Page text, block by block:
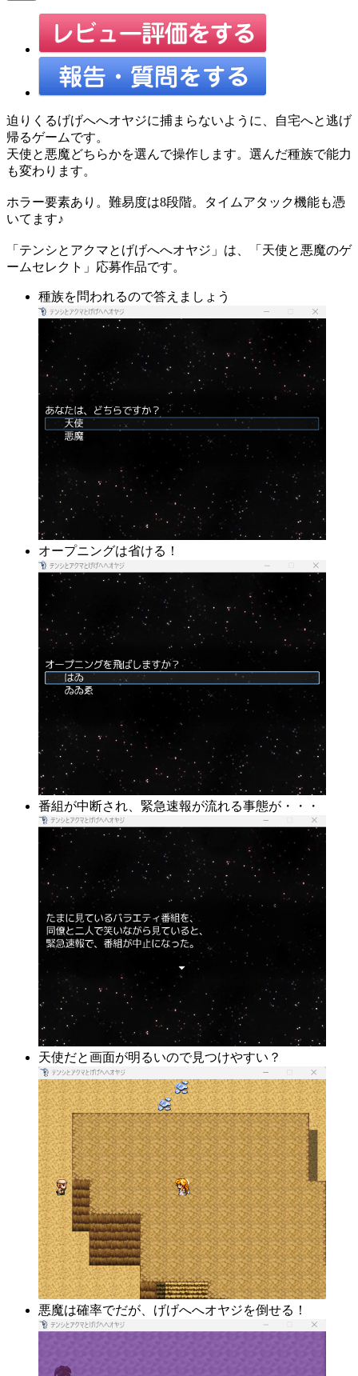
迫りくるげげへへオヤジに捕まらないように、自宅へと逃げ
帰るゲームです。
天使と悪魔どちらかを選んで操作します。選んだ種族で能力
も変わります。
ホラー要素あり。難易度は8段階。タイムアタック機能も憑
いてます♪
「テンシとアクマとげげへへオヤジ」は、「天使と悪魔のゲ
ームセレクト」応募作品です。
種族を問われるので答えましょう
オープニングは省ける！
番組が中断され、緊急速報が流れる事態が・・・
天使だと画面が明るいので見つけやすい？
悪魔は確率でだが、げげへへオヤジを倒せる！